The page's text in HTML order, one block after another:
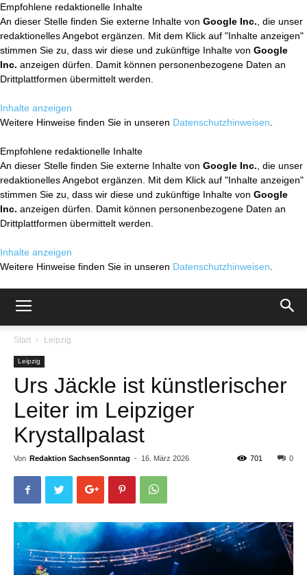
Empfohlene redaktionelle Inhalte
An dieser Stelle finden Sie externe Inhalte von Google Inc. , die unser
redaktionelles Angebot ergänzen. Mit dem Klick auf "Inhalte anzeigen"
stimmen Sie zu, dass wir diese und zukünftige Inhalte von Google
Inc. anzeigen dürfen. Damit können personenbezogene Daten an
Drittplattformen übermittelt werden.
Inhalte anzeigen
Weitere Hinweise finden Sie in unseren Datenschutzhinweisen
Empfohlene redaktionelle Inhalte
An dieser Stelle finden Sie externe Inhalte von Google Inc. , die unser
redaktionelles Angebot ergänzen. Mit dem Klick auf "Inhalte anzeigen"
stimmen Sie zu, dass wir diese und zukünftige Inhalte von Google
Inc. anzeigen dürfen. Damit können personenbezogene Daten an
Drittplattformen übermittelt werden.
Inhalte anzeigen
Weitere Hinweise finden Sie in unseren Datenschutzhinweisen
Start Leipzig
Leipzig
Urs Jäckle ist künstlerischer
Leiter im Leipziger
Krystallpalast
Von Redaktion SachsenSonntag - 16. März 2026 0
701